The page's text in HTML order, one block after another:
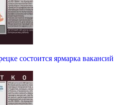
состоится ярмарка вакансий